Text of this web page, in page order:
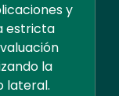
y
estricta
la
lateral.